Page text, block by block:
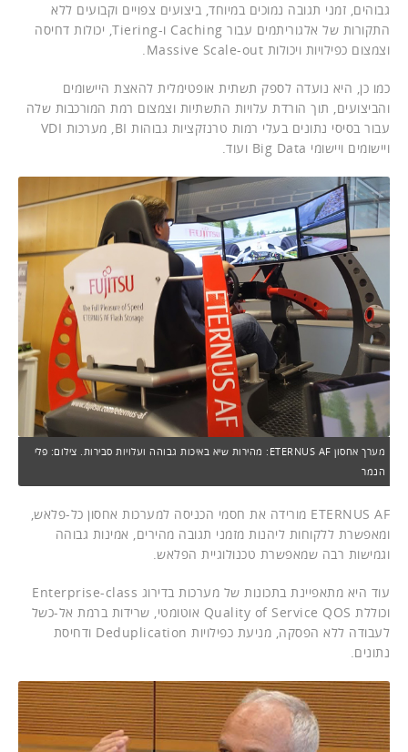
גבוהים, זמני תגובה נמוכים במיוחד, ביצועים צפויים וקבועים ללא
התקורות של אלגוריתמים עבור Caching ו-Tiering, יכולות דחיסה
וצמצום כפילויות ויכולות Massive Scale-out.
כמו כן, היא נועדה לספק תשתית אופטימלית להאצת היישומים
והביצועים, תוך הורדת עלויות התשתיות וצמצום רמת המורכבות שלה
עבור בסיסי נתונים בעלי רמות טרנזקציות גבוהות BI, מערכות VDI
ויישומים ויישומי Big Data ועוד.
מערך אחסון ETERNUS AF: מהירות שיא באיכות גבוהה ועלויות סבירות. צילום: פלי
הנמר
ETERNUS AF מורידה את חסמי הכניסה למערכות אחסון כל-פלאש,
ומאפשרת ללקוחות ליהנות מזמני תגובה מהירים, אמינות גבוהה
וגמישות רבה שמאפשרת טכנולוגיית הפלאש.
עוד היא מתאפיינת בתכונות של מערכות בדירוג Enterprise-class
וכוללת Quality of Service QOS אוטומטי, שרידות ברמת אל-כשל
לעבודה ללא הפסקה, מניעת כפילויות Deduplication ודחיסת
נתונים.